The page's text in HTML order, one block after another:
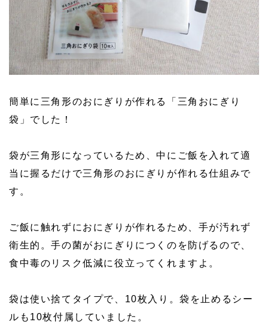
簡単に三角形のおにぎりが作れる「三角おにぎり
袋」でした！
袋が三角形になっているため、中にご飯を入れて適
当に握るだけで三角形のおにぎりが作れる仕組みで
す。
ご飯に触れずにおにぎりが作れるため、手が汚れず
衛生的。手の菌がおにぎりにつくのを防げるので、
食中毒のリスク低減に役立ってくれますよ。
袋は使い捨てタイプで、10枚入り。袋を止めるシー
ルも10枚付属していました。